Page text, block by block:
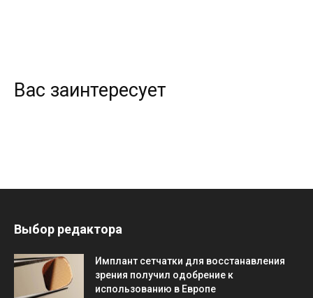
Вас заинтересует
Выбор редактора
Имплант сетчатки для восстанавления
зрения получил одобрение к
использованию в Европе